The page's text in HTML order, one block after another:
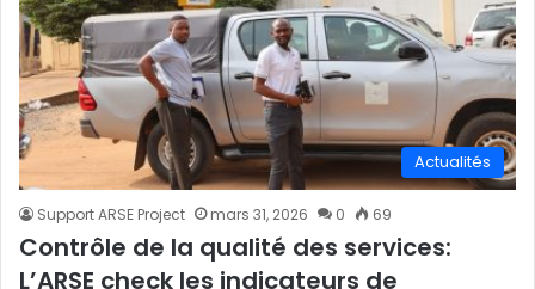
Actualités
Support ARSE Project mars 31, 2026 0 69
Contrôle de la qualité des services:
L’ARSE check les indicateurs de